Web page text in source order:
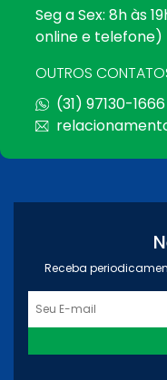
Seg a Sex: 8h às
online e telefone)
OUTROS
(31) 97130-1666
Receba